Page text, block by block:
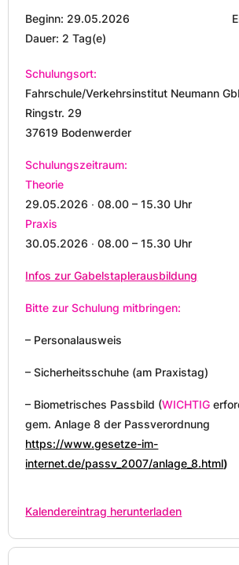
Beginn: 29.05.2026
Dauer: 2 Tag(e)
Schulungsort:
Fahrschule/Verkehrsinstitut Neumann
Ringstr. 29
37619 Bodenwerder
Schulungszeitraum:
Theorie
29.05.2026 ∙ 08.00 – 15.30 Uhr
Praxis
30.05.2026 ∙ 08.00 – 15.30 Uhr
Infos zur Gabelstaplerausbildung
Bitte zur Schulung mitbringen:
– Personalausweis
– Sicherheitsschuhe (am Praxistag)
– Biometrisches Passbild (WICHTIG
gem. Anlage 8 der Passverordnung
https://www.gesetze-im-
internet.de/passv_2007/anlage_8.html)
Kalendereintrag herunterladen